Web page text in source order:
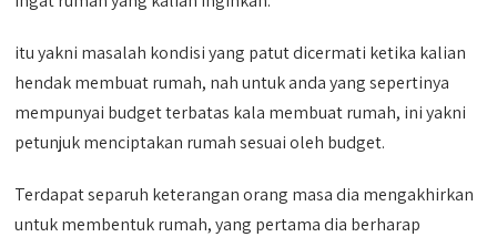
itu yakni masalah kondisi yang patut dicermati ketika kalian
hendak membuat rumah, nah untuk anda yang sepertinya
mempunyai budget terbatas kala membuat rumah, ini yakni
petunjuk menciptakan rumah sesuai oleh budget.
Terdapat separuh keterangan orang masa dia mengakhirkan
untuk membentuk rumah, yang pertama dia berharap